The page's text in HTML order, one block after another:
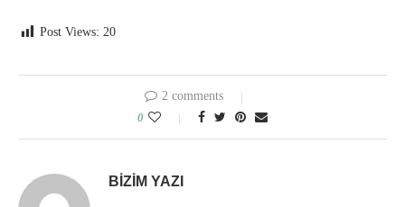
Post Views: 20
2 comments
0
BIZIM YAZI